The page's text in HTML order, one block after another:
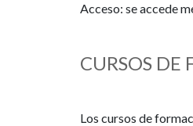
Acceso: se accede
CURSOS DE
Los cursos de